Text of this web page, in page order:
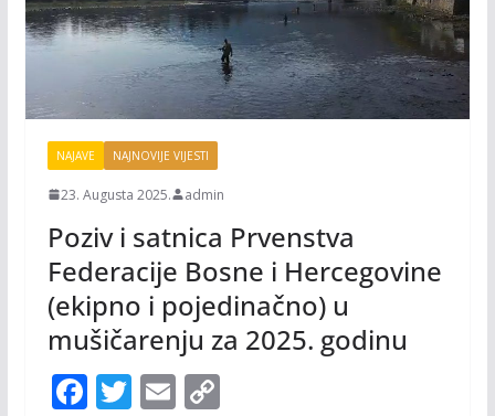
NAJAVE NAJNOVIJE VIJESTI
23. Augusta 2025. admin
Poziv i satnica Prvenstva
Federacije Bosne i Hercegovine
(ekipno i pojedinačno) u
mušičarenju za 2025. godinu
F T E C